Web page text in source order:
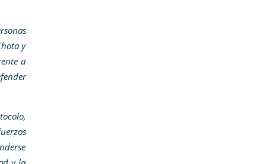
y
a